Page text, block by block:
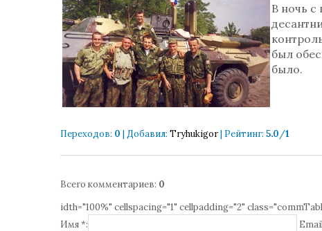
В ночь с
был
было.
Переходов: 0 | Добавил: Tryhukigor| Рейтинг: 5.0/1
Всего комментариев: 0
idth="100%" cellspacing="1" cellpadding="2"
Имя *: